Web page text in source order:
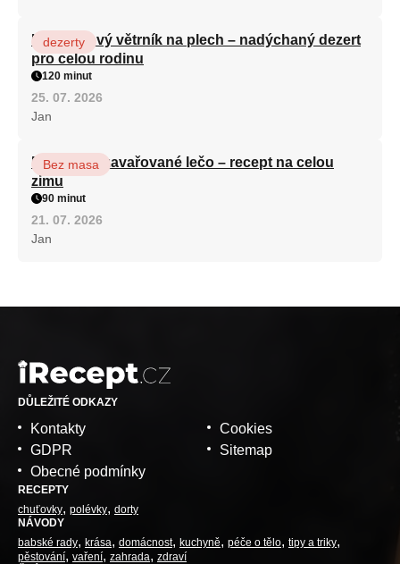
Karamelový větrník na plech – nadýchaný dezert
pro celou rodinu
dezerty
120 minut
25. 07. 2026
Jan
Babiččino zavařované lečo – recept na celou
zimu
Bez masa
90 minut
21. 07. 2026
Jan
DŮLEŽITÉ ODKAZY
Kontakty
GDPR
Obecné podmínky
Cookies
Sitemap
RECEPTY
chuťovky polévky dorty
NÁVODY
babské rady
krása domácnost kuchyně péče o tělo tipy a triky
pěstování vaření zahrada zdraví